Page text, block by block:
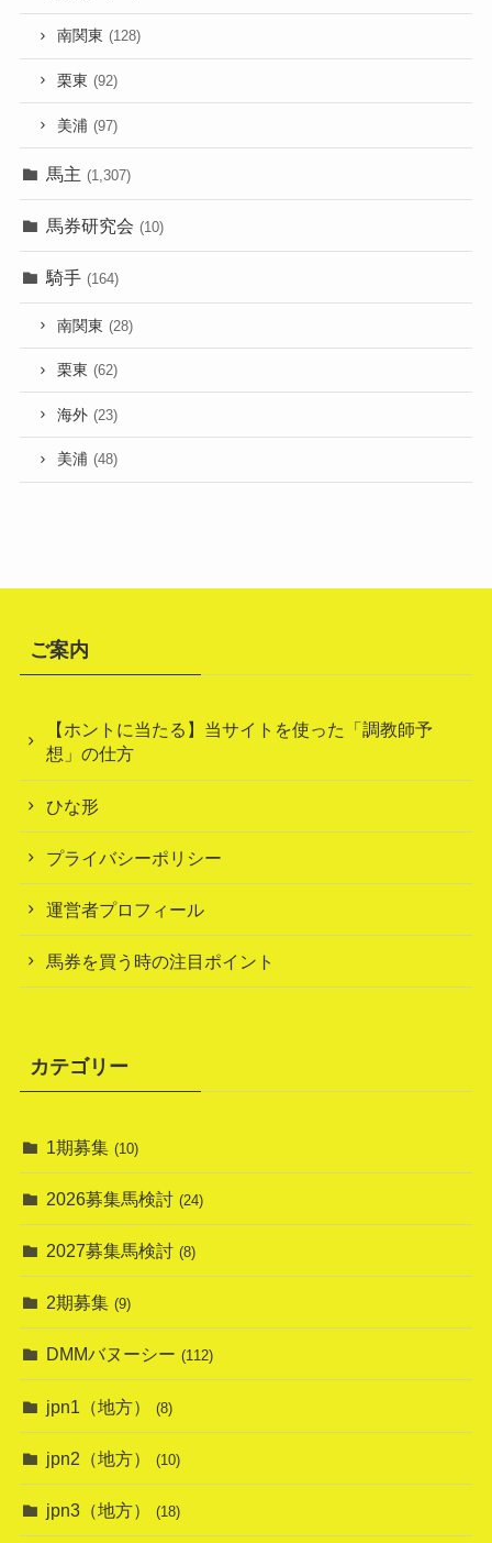
南関東 (128)
栗東 (92)
美浦 (97)
馬主 (1,307)
馬券研究会 (10)
騎手 (164)
南関東 (28)
栗東 (62)
海外 (23)
美浦 (48)
ご案内
【ホントに当たる】当サイトを使った「調教師予
想」の仕方
ひな形
プライバシーポリシー
運営者プロフィール
馬券を買う時の注目ポイント
カテゴリー
1期募集 (10)
2026募集馬検討 (24)
2027募集馬検討 (8)
2期募集 (9)
DMMバヌーシー (112)
jpn1（地方） (8)
jpn2（地方） (10)
jpn3（地方） (18)